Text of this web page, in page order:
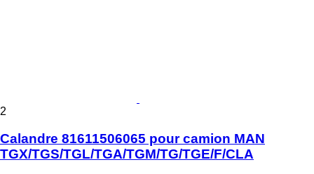
2
Calandre 81611506065 pour camion MAN
TGX/TGS/TGL/TGA/TGM/TG/TGE/F/CLA